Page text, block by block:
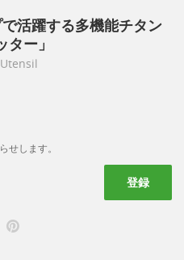
活躍する多機能チタン
ー」
せします。
登録